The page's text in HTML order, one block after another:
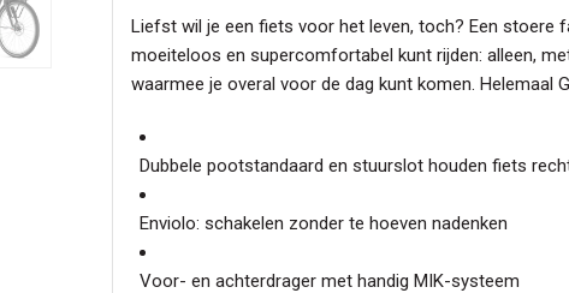
Liefst wil je een fiets voor het leven, toch? Een stoere
moeiteloos en supercomfortabel kunt rijden: alleen,
waarmee je overal voor de dag kunt komen. Helemaal
Dubbele pootstandaard en stuurslot houden fiets
Enviolo: schakelen zonder te hoeven nadenken
Voor- en achterdrager met handig MIK-systeem